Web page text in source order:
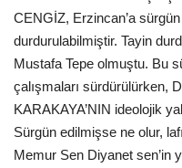
CENGİZ, Erzincan’a
durdurulabilmiştir. Tayin
Mustafa Tepe olmuştu. Bu
çalışmaları sürdürülürken,
KARAKAYA’NIN ideolojik
Sürgün edilmişse ne olur,
Memur Sen Diyanet sen’in